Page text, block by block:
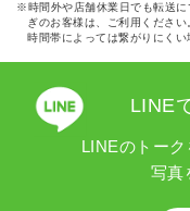
※時間外や店舗休業日でも転送に
ぎのお客様は、ご利用ください
時間帯によっては繋がりにくい
LINE
LINEのトーク
写真